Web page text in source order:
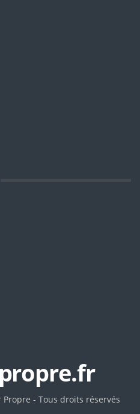
- Tous droits réservés